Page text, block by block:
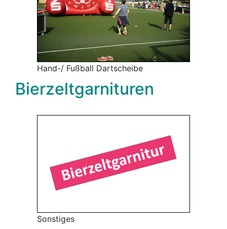
Hand-/ Fußball Dartscheibe
Bierzeltgarnituren
Sonstiges